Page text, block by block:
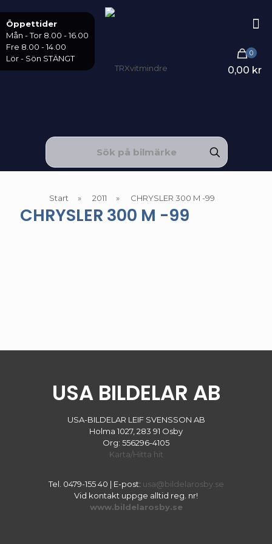
0
0,00 kr
Öppettider
Mån - Tor 8.00 - 16.00
Fre 8.00 - 14.00
Lör - Sön STÄNGT
Start » 2011 » CHRYSLER 300 M -99
CHRYSLER 300 M -99
USA BILDELAR AB
USA-BILDELAR LEIF SVENSSON AB
Holma 1027, 283 91 Osby
Org: 556296-4105
Karta/Hitta hit
Tel. 0479-155 40 | E-post: usa@bildelarosby.se
Vid kontakt uppge alltid reg. nr!
www.bildelarosby.se